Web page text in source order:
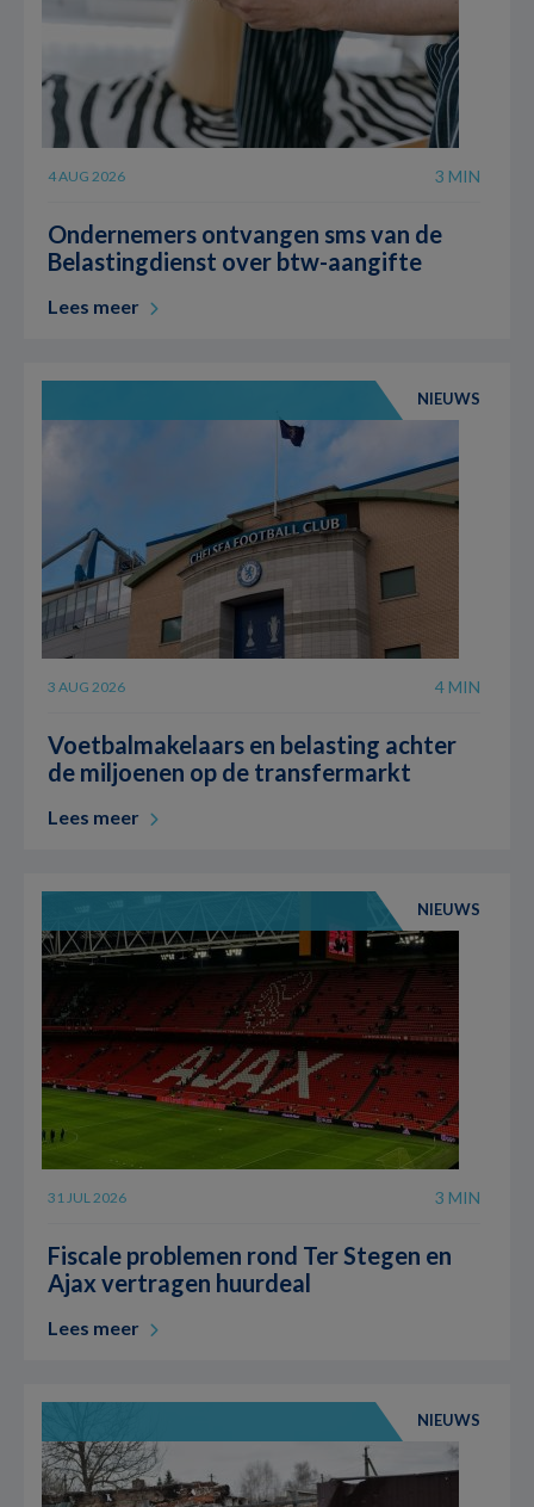
4 AUG 2026 3 MIN
Ondernemers ontvangen sms van de
Belastingdienst over btw-aangifte
Lees meer
NIEUWS
3 AUG 2026 4 MIN
Voetbalmakelaars en belasting achter
de miljoenen op de transfermarkt
Lees meer
NIEUWS
31 JUL 2026 3 MIN
Fiscale problemen rond Ter Stegen en
Ajax vertragen huurdeal
Lees meer
NIEUWS